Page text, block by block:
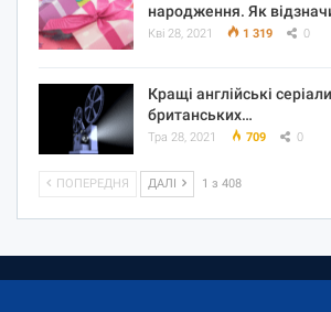
народження. Як
Кві 28, 2021 1 319 0
Кращі англійські
британських…
Тра 28, 2021 709 0
ПОПЕРЕДНЯ ДАЛІ 1 з 408